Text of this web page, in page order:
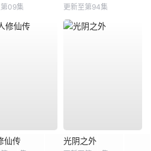
09集 更新至第94集
仙传 光阴之外